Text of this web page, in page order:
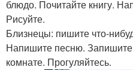
блюдо. Почитайте книгу.
Рисуйте.
Близнецы: пишите что-
Напишите песню.
комнате. Прогуляйтесь.